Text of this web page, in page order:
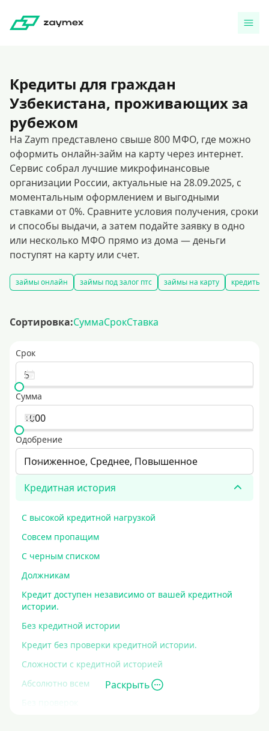
Кредиты для граждан
Узбекистана, проживающих за
рубежом
На Zaym представлено свыше 800 МФО, где можно
оформить онлайн-займ на карту через интернет.
Сервис собрал лучшие микрофинансовые
организации России, актуальные на 28.09.2025, с
моментальным оформлением и выгодными
ставками от 0%. Сравните условия получения, сроки
и способы выдачи, а затем подайте заявку в одно
или несколько МФО прямо из дома — деньги
поступят на карту или счет.
займы онлайн займы под залог птс займы на карту кредиты
Сортировка:СуммаСрокСтавка
Срок
Сумма
Одобрение
Пониженное, Среднее, Повышенное
Кредитная история
С высокой кредитной нагрузкой
Совсем пропащим
С черным списком
Должникам
Кредит доступен независимо от вашей кредитной
истории.
Без кредитной истории
Кредит без проверки кредитной истории.
Сложности с кредитной историей
Абсолютно всем
Без проверок
Раскрыть